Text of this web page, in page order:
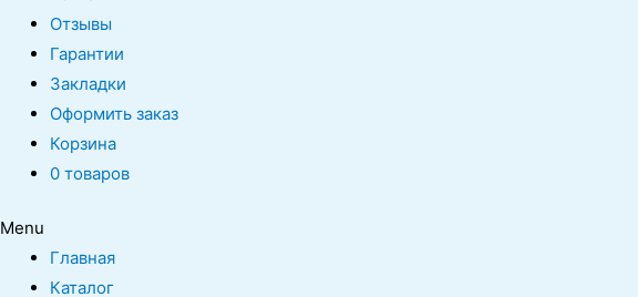
Отзывы
Гарантии
Закладки
Оформить заказ
Корзина
0 товаров
Menu
Главная
Каталог